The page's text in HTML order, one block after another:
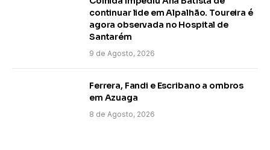
continuar lide em Alpalhão. Toureira é
agora observada no Hospital de
Santarém
9 de Agosto, 2026
Ferrera, Fandi e Escribano a ombros
em Azuaga
8 de Agosto, 2026